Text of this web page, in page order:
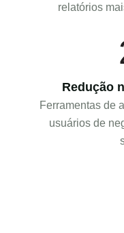
relatórios
Redução
Ferramentas de
usuários de